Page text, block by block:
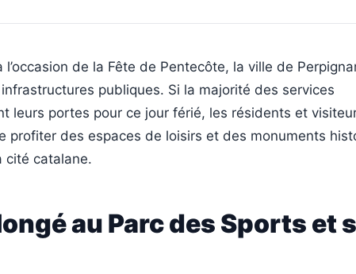
de la Fête de Pentecôte, la ville de
infrastructures publiques. Si la majorité des services
leurs portes pour ce jour férié, les résidents et
profiter des espaces de loisirs et des monuments
cité catalane.
au Parc des Sports et